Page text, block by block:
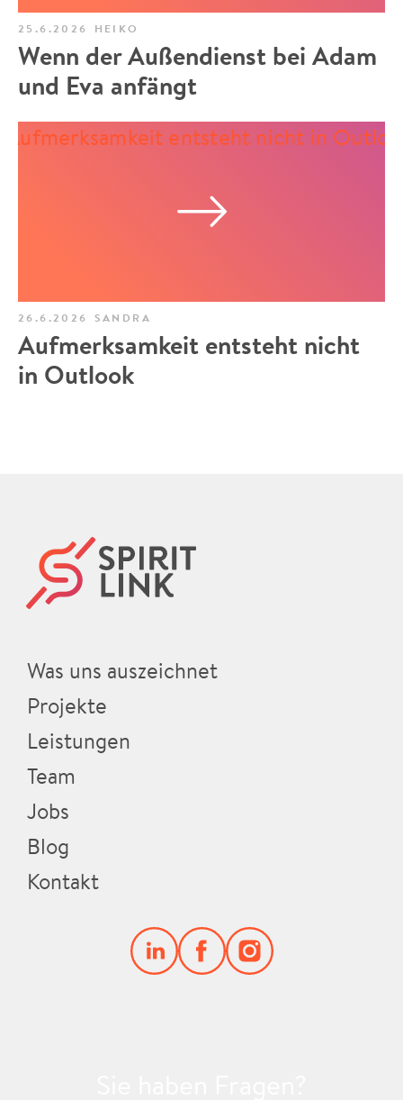
25.6.2026 HEIKO
Wenn der Außendienst bei Adam
und Eva anfängt
26.6.2026 SANDRA
Aufmerksamkeit entsteht nicht
in Outlook
Was uns auszeichnet
Projekte
Leistungen
Team
Jobs
Blog
Kontakt